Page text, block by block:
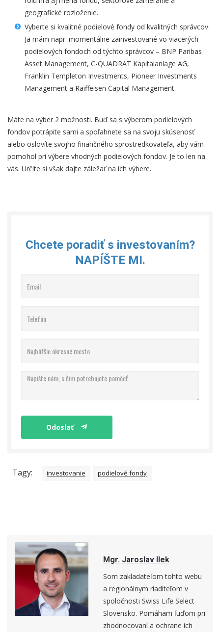
geografické rozloženie.
Vyberte si kvalitné podielové fondy od kvalitných správcov.
Ja mám napr. momentálne zainvestované vo viacerých
podielových fondoch od týchto správcov – BNP Paribas
Asset Management, C-QUADRAT Kapitalanlage AG,
Franklin Templeton Investments, Pioneer Investments
Management a Raiffeisen Capital Management.
Máte na výber 2 možnosti. Buď sa s výberom podielových
fondov potrápite sami a spoľahnete sa na svoju skúsenosť
alebo oslovíte svojho finančného sprostredkovateľa, aby vám
pomohol pri výbere vhodných podielových fondov. Je to len na
vás. Určite si však dajte záležať na ich výbere.
Chcete poradiť s investovaním?
NAPÍŠTE MI.
Odoslať
Tagy: investovanie podielové fondy
Mgr. Jaroslav Ilek
Som zakladateľom tohto webu
a regionálnym riaditeľom v
spoločnosti Swiss Life Select
Slovensko. Pomáham ľuďom pri
zhodnocovaní a ochrane ich